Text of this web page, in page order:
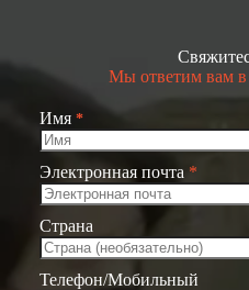
Мы ответим вам в
Имя *
Электронная почта *
Страна
Телефон/Мобильный